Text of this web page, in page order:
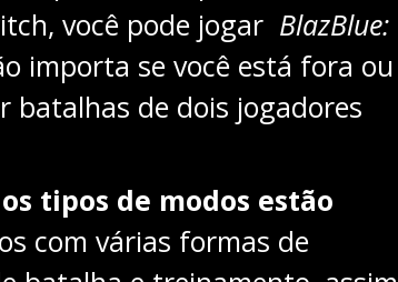
você pode jogar BlazBlue:
importa se você está fora ou
batalhas de dois jogadores
tipos de modos estão
com várias formas de